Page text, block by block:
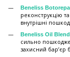
Beneliss
реконструкцію
внутрішні
Beneliss Oil
сильно
захисний бар’єр